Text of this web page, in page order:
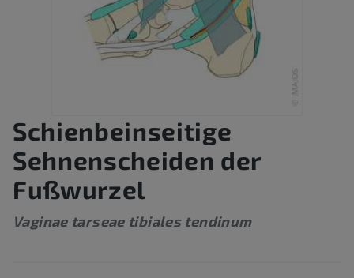
Schienbeinseitige
Sehnenscheiden der
Fußwurzel
Vaginae tarseae tibiales tendinum